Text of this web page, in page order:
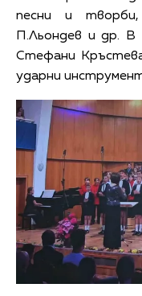
песни и творби,
П.Льондев и др.
Стефани
ударни